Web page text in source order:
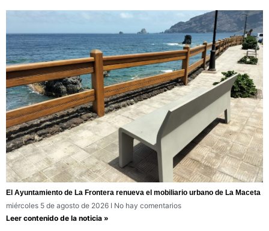
El Ayuntamiento de La Frontera renueva el mobiliario urbano de La Maceta
miércoles 5 de agosto de 2026
No hay comentarios
Leer contenido de la noticia »